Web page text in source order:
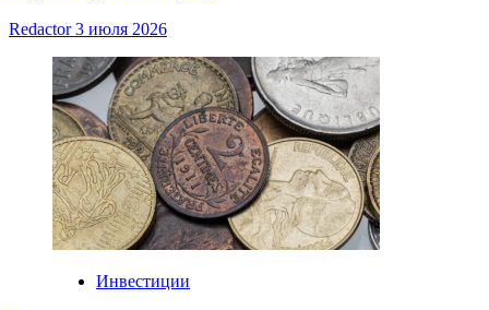
Redactor3 июля 2026
Инвестиции